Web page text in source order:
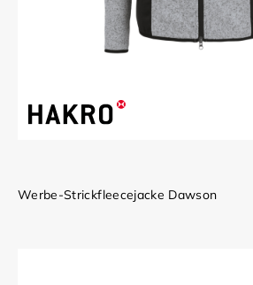
Werbe-Strickfleecejacke Dawson